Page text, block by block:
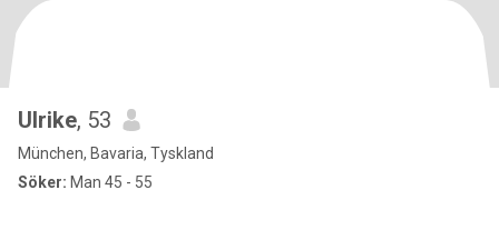
Ulrike, 53
München, Bavaria, Tyskland
Söker: Man 45 - 55